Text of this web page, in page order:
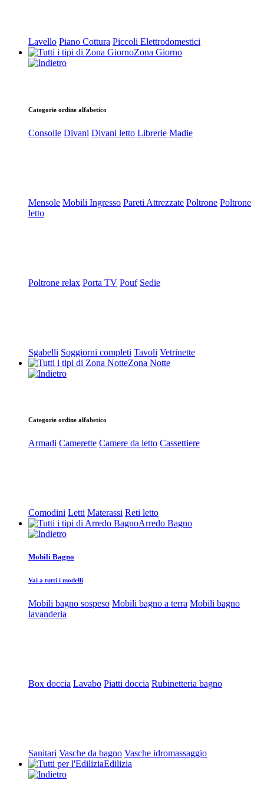
Lavello Piano Cottura Piccoli Elettrodomestici
Zona Giorno
Categorie ordine alfabetico
Consolle Divani Divani letto Librerie Madie
Mensole Mobili Ingresso Pareti Attrezzate Poltrone Poltrone
letto
Poltrone relax Porta TV Pouf Sedie
Sgabelli Soggiorni completi Tavoli Vetrinette
Zona Notte
Categorie ordine alfabetico
Armadi Camerette Camere da letto Cassettiere
Comodini Letti Materassi Reti letto
Arredo Bagno
Mobili Bagno
Vai a tutti i modelli
Mobili bagno sospeso Mobili bagno a terra Mobili bagno
lavanderia
Box doccia Lavabo Piatti doccia Rubinetteria bagno
Sanitari Vasche da bagno Vasche idromassaggio
Edilizia